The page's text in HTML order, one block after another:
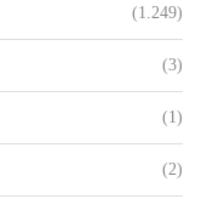
(1.249)
(3)
(1)
(2)